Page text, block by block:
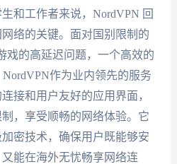
和工作者来说，NordVPN 回
络的关键。面对国别限制的
戏的高延迟问题，一个高效的
作为业内领先的服务
接和用户友好的应用界面，
，享受顺畅的网络体验。它
密技术，确保用户既能够安
能在海外无忧畅享网络连